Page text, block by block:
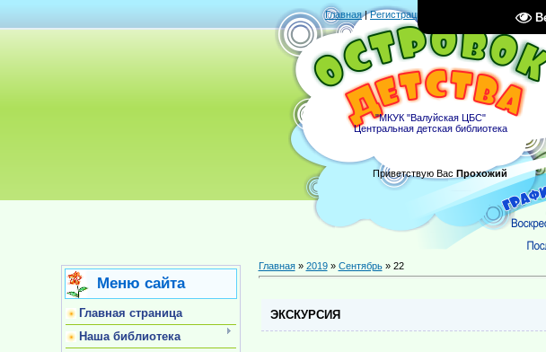
Главная|Регистрация
"МКУК "Валуйская ЦБС"
Центральная детская библиотека
Приветствую Вас Прохожий
Меню сайта
Главная страница
Наша библиотека
Главная» 2019 » Сентябрь » 22
ЭКСКУРСИЯ